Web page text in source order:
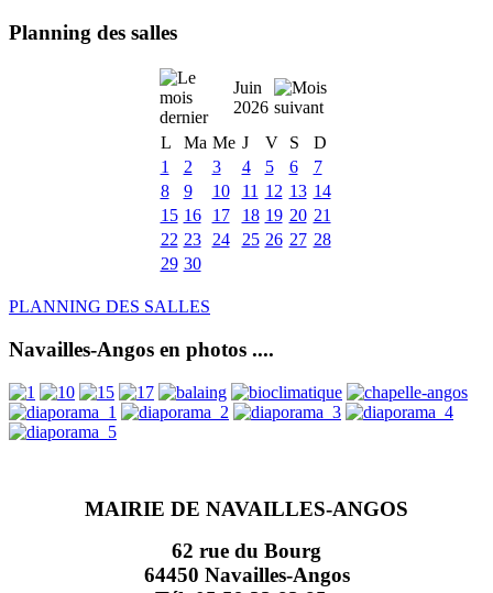
Planning des salles
Juin
2026
L
Ma Me J V S
D
1
2 3 4 5 6
7
8
9 10 11 12 13 14
15 16 17 18 19 20 21
22 23 24 25 26 27 28
29 30
PLANNING DES SALLES
Navailles-Angos en photos ....
MAIRIE DE NAVAILLES-ANGOS
62 rue du Bourg
64450 Navailles-Angos